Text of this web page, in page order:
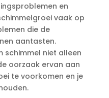
en
vaak op
die de
aantasten.​
schimmel niet alleen
oorzaak ervan aan
te voorkomen en je